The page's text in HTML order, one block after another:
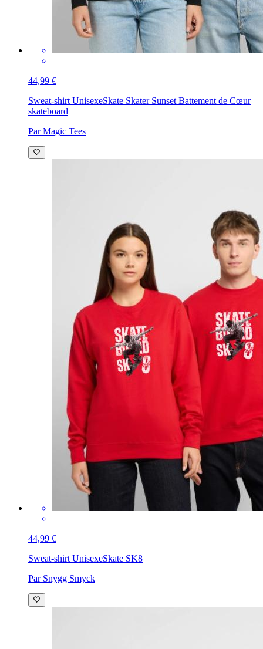
44,99 €
Sweat-shirt UnisexeSkate Skater Sunset Battement de Cœur
skateboard
Par Magic Tees
44,99 €
Sweat-shirt UnisexeSkate SK8
Par Snygg Smyck